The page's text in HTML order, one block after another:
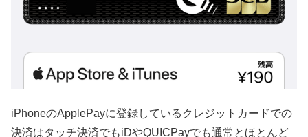
iPhoneのApplePayに登録しているクレジットカードでの
決済はタッチ決済でもiDやQUICPayでも通常とほとんど